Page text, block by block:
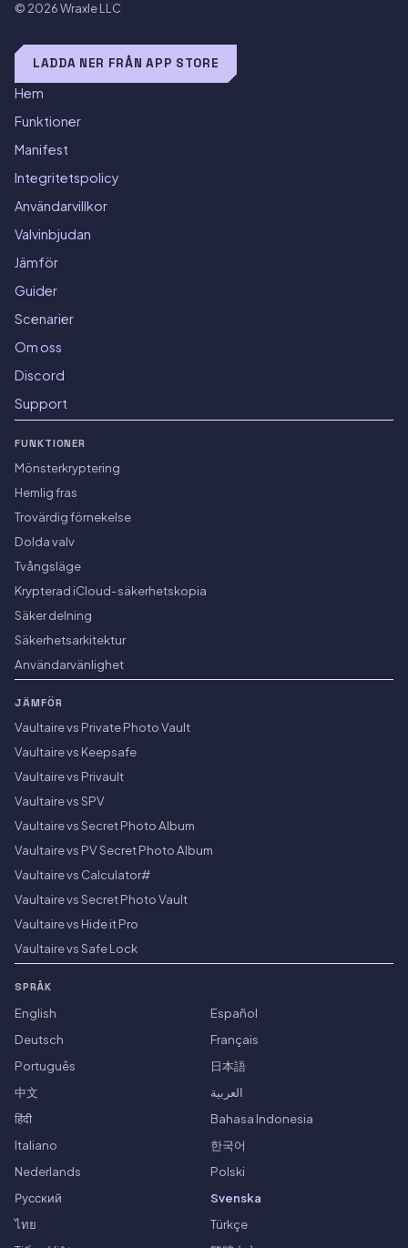
© 2026Wraxle LLC
LADDA NER FRÅN APP STORE
Hem
Funktioner
Manifest
Integritetspolicy
Användarvillkor
Valvinbjudan
Jämför
Guider
Scenarier
Om oss
Discord
Support
FUNKTIONER
Mönsterkryptering
Hemlig fras
Trovärdig förnekelse
Dolda valv
Tvångsläge
Krypterad iCloud-säkerhetskopia
Säker delning
Säkerhetsarkitektur
Användarvänlighet
JÄMFÖR
Vaultaire vs Private Photo Vault
Vaultaire vs Keepsafe
Vaultaire vs Privault
Vaultaire vs SPV
Vaultaire vs Secret Photo Album
Vaultaire vs PV Secret Photo Album
Vaultaire vs Calculator#
Vaultaire vs Secret Photo Vault
Vaultaire vs Hide it Pro
Vaultaire vs Safe Lock
SPRÅK
English
Español
Deutsch
Français
Português
日本語
中文
العربية
हिंदी
Bahasa Indonesia
Italiano
한국어
Nederlands
Polski
Русский
Svenska
ไทย
Türkçe